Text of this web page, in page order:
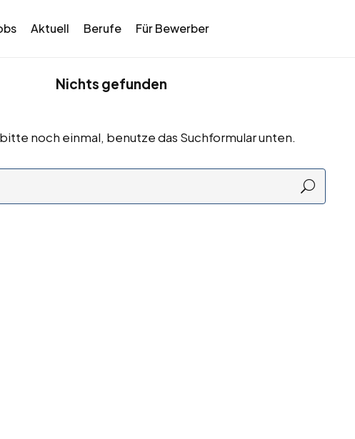
Aktuell Berufe Für Bewerber
Nichts gefunden
noch einmal, benutze das Suchformular unten.